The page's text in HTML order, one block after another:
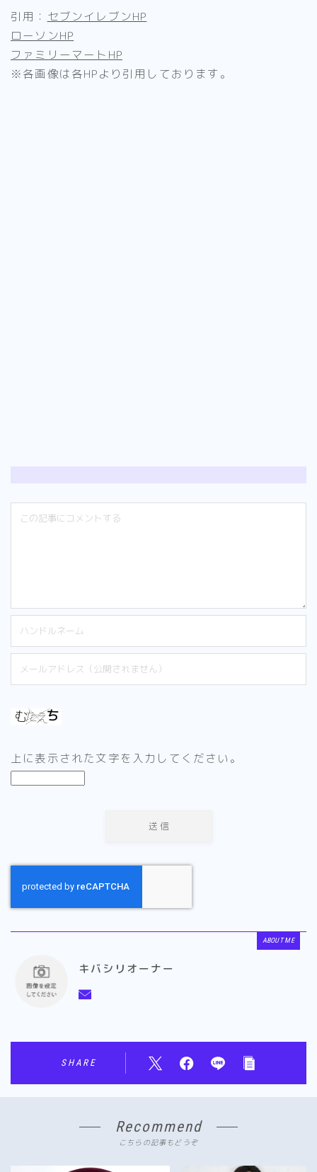
引用： セブンイレブンHP
ローソンHP
ファミリーマートHP
※各画像は各HPより引用しております。
上に表示された文字を入力してください。
ABOUT ME
キバシリオーナー
SHARE
Recommend
こちらの記事もどうぞ